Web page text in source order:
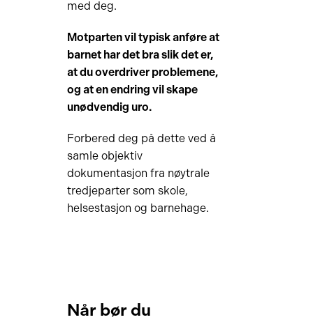
med deg.
Motparten vil typisk anføre at
barnet har det bra slik det er,
at du overdriver problemene,
og at en endring vil skape
unødvendig uro.
Forbered deg på dette ved å
samle objektiv
dokumentasjon fra nøytrale
tredjeparter som skole,
helsestasjon og barnehage.
Når bør du